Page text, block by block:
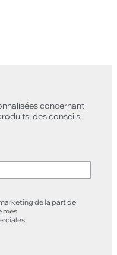
concernant
des conseils
de la part de
mes